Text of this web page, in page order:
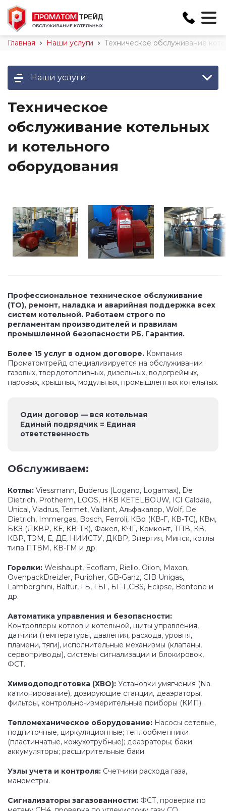
+375 29 888-35-50
Минск, Ложинская 4,
Главная Наши услуги Техническое обслуживание
Техническое
обслуживание котельных
и котельного
оборудования
Профессиональное техническое обслуживание
(ТО), ремонт, наладка и аварийная поддержка всех
систем котельной. Работаем строго по
регламентам производителей и правилам
промышленной безопасности РБ. Гарантия.
Более 15 услуг в одном договоре. Компания
Проматомтрейд специализируется на обслуживании
газовых, твердотопливных, дизельных, водогрейных,
паровых, крышных, модульных, промышленных котельных.
Один договор — вся котельная
Единый подрядчик = Единая
ответственность
Обслуживаем:
Котлы: Viessmann, Buderus (Logano, Logamax), De
Dietrich, Protherm, LOOS, HKB KETELBOUW, ICI Caldaie,
Unical, Viadrus, Termet, Vaillant, Альфакалор, Wolf, De
Dietrich, Immergas, Bosch, Ferroli, КВр (КВ-Г, КВ-ТС), КВм,
БКЗ (ДКВР, КЕ, КВ-ТК), Факел, КЧГ, Комконт, ТПВ, КВ,
КВР, ТЭМ, Е, ДЕ, НИИСТУ, ДКВР, Энергия, Минск, котлы
типа ПТВМ, КВ-ГМ и др.
Горелки: Weishaupt, Ecoflam, Riello, Oilon, Maxon,
OvenpackDreizler, Puripher, GB-Ganz, CIB Unigas,
Lamborghini, Baltur, ГБ, ГБГ, БГ-Г,CBS, Eclipse, Bentone и
др.
Автоматика управления и безопасности:
Контроллеры котлов и котельной, щиты управления,
датчики (температуры, давления, расхода, уровня,
пламени, тяги), исполнительные механизмы (клапаны,
сервоприводы), системы сигнализации и блокировок,
ФСТ.
Химводоподготовка (ХВО): Установки умягчения (Na-
катионирование), дозирующие станции, деаэраторы,
фильтры, контрольно-измерительные приборы (КИП).
Тепломеханическое оборудование: Насосы сетевые,
подпиточные, циркуляционные; теплообменники
(пластинчатые, кожухотрубные); деаэраторы; баки
аккумуляторы; расширительные баки.
Узлы учета и контроля: Счетчики расхода газа,
манометры.
Сигнализаторы загазованности: ФСТ, проверка по
Наши услуги